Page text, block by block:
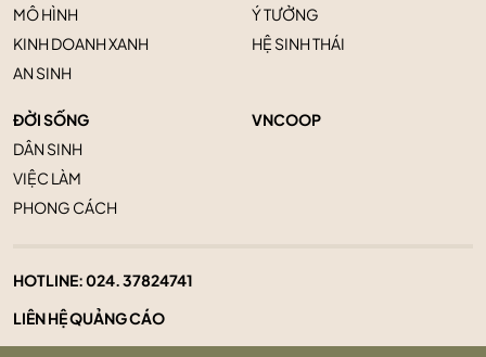
MÔ HÌNH
KINH DOANH XANH
AN SINH
Ý TƯỞNG
HỆ SINH THÁI
ĐỜI SỐNG
DÂN SINH
VIỆC LÀM
PHONG CÁCH
VNCOOP
HOTLINE:024. 37824741
LIÊN HỆ QUẢNG CÁO